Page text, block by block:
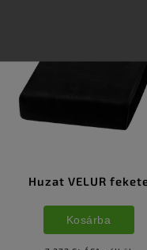
Körömvágó MINI PRO203
Kosárba